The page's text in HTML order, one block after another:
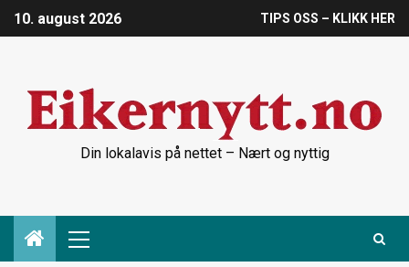
10. august 2026 TIPS OSS – KLIKK HER
Din lokalavis på nettet – Nært og nyttig